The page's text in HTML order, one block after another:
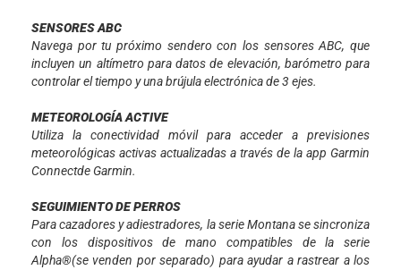
SENSORES ABC
Navega por tu próximo sendero con los sensores ABC, que
incluyen un altímetro para datos de elevación, barómetro para
controlar el tiempo y una brújula electrónica de 3 ejes.
METEOROLOGÍA ACTIVE
Utiliza la conectividad móvil para acceder a previsiones
meteorológicas activas actualizadas a través de la app Garmin
Connectde Garmin.
SEGUIMIENTO DE PERROS
Para cazadores y adiestradores, la serie Montana se sincroniza
con los dispositivos de mano compatibles de la serie
Alpha®(se venden por separado) para ayudar a rastrear a los